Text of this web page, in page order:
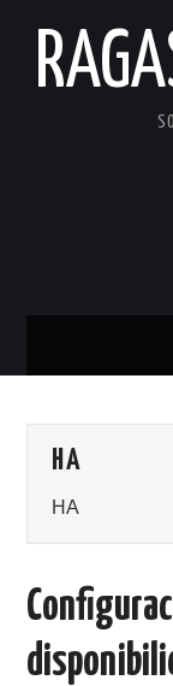
ACERCA DE
POLÍTICA DE
HA
HA